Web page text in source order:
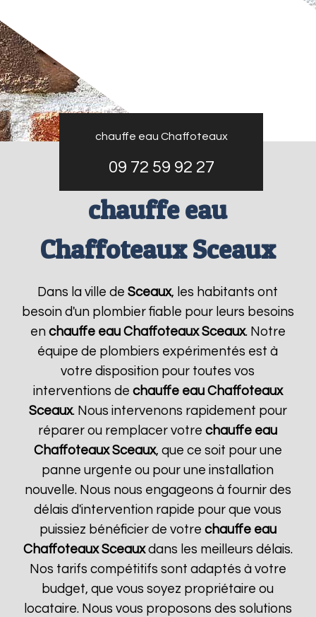
chauffe eau Chaffoteaux
09 72 59 92 27
chauffe eau
Chaffoteaux Sceaux
Dans la ville deSceaux, les habitants ont
besoin d'un plombier fiable pour leurs besoins
en chauffe eau Chaffoteaux Sceaux. Notre
équipe de plombiers expérimentés est à
votre disposition pour toutes vos
interventions de chauffe eau Chaffoteaux
Sceaux. Nous intervenons rapidement pour
réparer ou remplacer votrechauffe eau
Chaffoteaux Sceaux, que ce soit pour une
panne urgente ou pour une installation
nouvelle. Nous nous engageons à fournir des
délais d'intervention rapide pour que vous
puissiez bénéficier de votre chauffe eau
Chaffoteaux Sceauxdans les meilleurs délais.
Nos tarifs compétitifs sont adaptés à votre
budget, que vous soyez propriétaire ou
locataire. Nous vous proposons des solutions